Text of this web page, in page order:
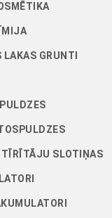
LAKAS GRUNTI
SLOTIŅAS